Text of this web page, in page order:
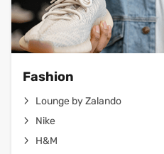
Fashion
Lounge by Zalando
Nike
H&M